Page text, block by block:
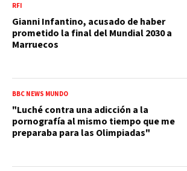
RFI
Gianni Infantino, acusado de haber
prometido la final del Mundial 2030 a
Marruecos
BBC NEWS MUNDO
"Luché contra una adicción a la
pornografía al mismo tiempo que me
preparaba para las Olimpiadas"